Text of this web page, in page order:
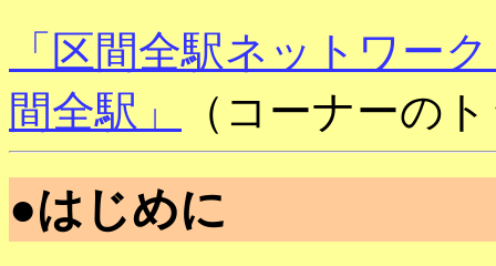
「区間全駅ネットワー
間全駅」
（コーナーの
●はじめに